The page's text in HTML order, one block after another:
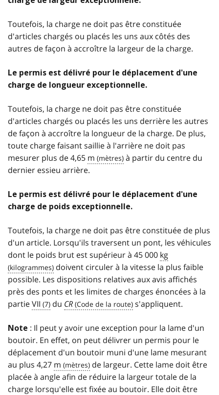
Toutefois, la charge ne doit pas être constituée
d'articles chargés ou placés les uns aux côtés des
autres de façon à accroître la largeur de la charge.
Le permis est délivré pour le déplacement d'une
charge de longueur exceptionnelle.
Toutefois, la charge ne doit pas être constituée
d'articles chargés ou placés les uns derrière les autres
de façon à accroître la longueur de la charge. De plus,
toute charge faisant saillie à l'arrière ne doit pas
mesurer plus de 4,65 m
à partir du centre du
dernier essieu arrière.
Le permis est délivré pour le déplacement d'une
charge de poids exceptionnelle.
Toutefois, la charge ne doit pas être constituée de plus
d'un article. Lorsqu'ils traversent un pont, les véhicules
dont le poids brut est supérieur à 45 000 kg
doivent circuler à la vitesse la plus faible
possible. Les dispositions relatives aux avis affichés
près des ponts et les limites de charges énoncées à la
partieVII du CR s'appliquent.
Note : Il peut y avoir une exception pour la lame d'un
boutoir. En effet, on peut délivrer un permis pour le
déplacement d'un boutoir muni d'une lame mesurant
au plus 4,27 m
de largeur. Cette lame doit être
placée à angle afin de réduire la largeur totale de la
charge lorsqu'elle est fixée au boutoir. Elle doit être